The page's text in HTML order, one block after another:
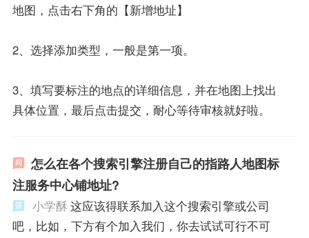
地图，点击右下角的【新增地址】
2、选择添加类型，一般是第一项。
3、填写要标注的地点的详细信息，并在地图上找出
具体位置，最后点击提交，耐心等待审核就好啦。
怎么在各个搜索引擎注册自己的指路人地图标
注服务中心铺地址?
小学酥 这应该得联系加入这个搜索引擎或公司
吧，比如，下方有个加入我们，你去试试可行不可